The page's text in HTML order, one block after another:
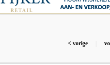
< vorige